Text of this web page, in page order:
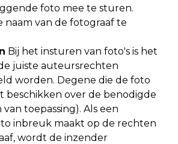
foto mee te sturen.
naam van de fotograaf te
Bij het insturen van foto's is het
juiste auteursrechten
worden. Degene die de foto
beschikken over de benodigde
van toepassing). Als een
inbreuk maakt op de rechten
wordt de inzender